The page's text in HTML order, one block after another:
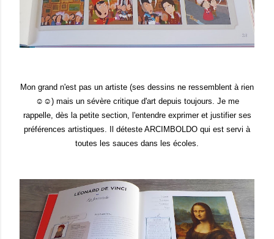
Mon grand n'est pas un artiste (ses dessins ne ressemblent à rien
☺☺) mais un sévère critique d'art depuis toujours. Je me
rappelle, dès la petite section, l'entendre exprimer et justifier ses
préférences artistiques. Il déteste ARCIMBOLDO qui est servi à
toutes les sauces dans les écoles.